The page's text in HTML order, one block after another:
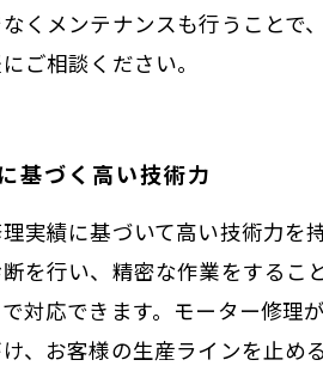
くメンテナンスも行うことで
ご相談ください。
基づく高い技術力
実績に基づいて高い技術力を
を行い、精密な作業をするこ
対応できます。モーター修
、お客様の生産ラインを止